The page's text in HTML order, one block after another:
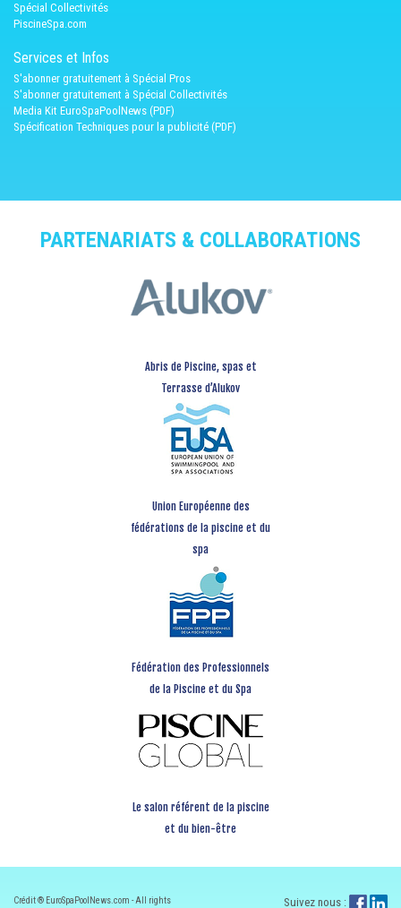
Spécial Collectivités
PiscineSpa.com
Services et Infos
S'abonner gratuitement à Spécial Pros
S'abonner gratuitement à Spécial Collectivités
Media Kit EuroSpaPoolNews (PDF)
Spécification Techniques pour la publicité (PDF)
PARTENARIATS & COLLABORATIONS
Abris de Piscine, spas et
Terrasse d’Alukov
Union Européenne des
fédérations de la piscine et du
spa
Fédération des Professionnels
de la Piscine et du Spa
Le salon référent de la piscine
et du bien-être
Crédit ® EuroSpaPoolNews.com - All rights Suivez nous :